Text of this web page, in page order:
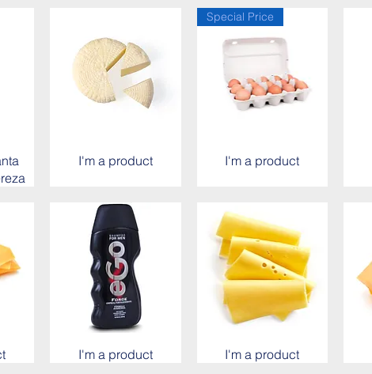
I'm a product
Special Price
I'm a product
I'm a product I'm a product